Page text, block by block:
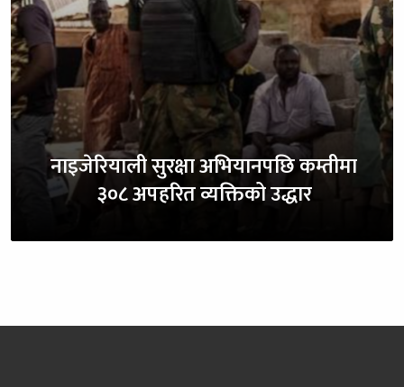
नाइजेरियाली सुरक्षा अभियानपछि कम्तीमा
३०८ अपहरित व्यक्तिको उद्धार